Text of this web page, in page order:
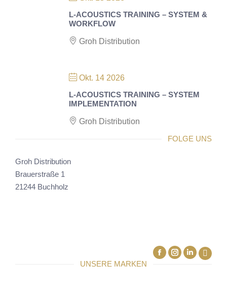
L-ACOUSTICS TRAINING – SYSTEM &
WORKFLOW
Groh Distribution
Okt. 14 2026
L-ACOUSTICS TRAINING – SYSTEM
IMPLEMENTATION
Groh Distribution
FOLGE UNS
Groh Distribution
Brauerstraße 1
21244 Buchholz
FacebookLinkedin
UNSERE MARKEN